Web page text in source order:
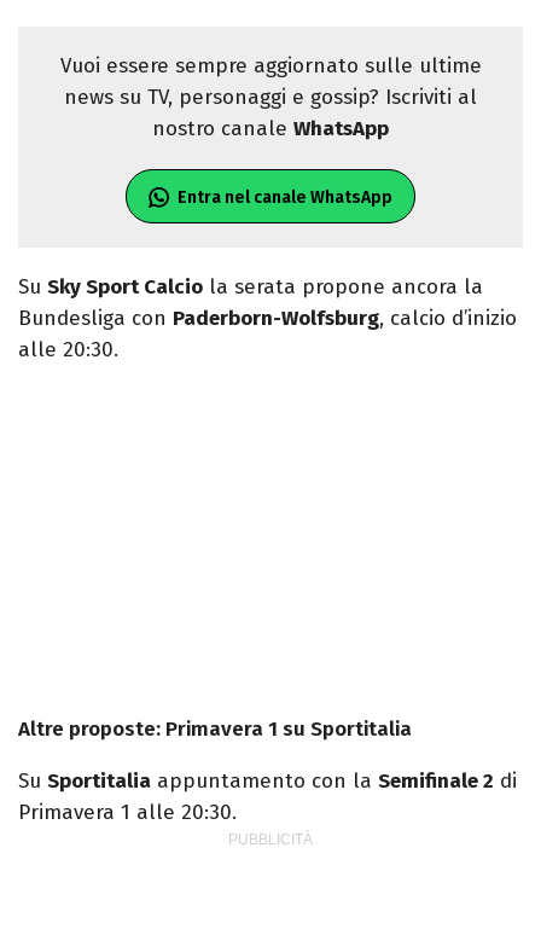
Vuoi essere sempre aggiornato sulle ultime
news su TV, personaggi e gossip? Iscriviti al
nostro canale WhatsApp
Entra nel canale WhatsApp
Su Sky Sport Calcio la serata propone ancora la
Bundesliga con Paderborn-Wolfsburg, calcio d’inizio
alle 20:30.
Altre proposte: Primavera 1 su Sportitalia
Su Sportitalia appuntamento con la Semifinale 2 di
Primavera 1 alle 20:30.